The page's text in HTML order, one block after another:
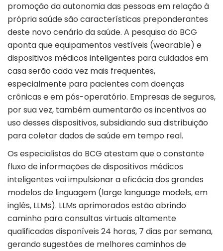
promoção da autonomia das pessoas em relação à
própria saúde são características preponderantes
deste novo cenário da saúde. A pesquisa do BCG
aponta que equipamentos vestíveis (wearable) e
dispositivos médicos inteligentes para cuidados em
casa serão cada vez mais frequentes,
especialmente para pacientes com doenças
crônicas e em pós-operatório. Empresas de seguros,
por sua vez, também aumentarão os incentivos ao
uso desses dispositivos, subsidiando sua distribuição
para coletar dados de saúde em tempo real.
Os especialistas do BCG atestam que o constante
fluxo de informações de dispositivos médicos
inteligentes vai impulsionar a eficácia dos grandes
modelos de linguagem (large language models, em
inglês, LLMs). LLMs aprimorados estão abrindo
caminho para consultas virtuais altamente
qualificadas disponíveis 24 horas, 7 dias por semana,
gerando sugestões de melhores caminhos de